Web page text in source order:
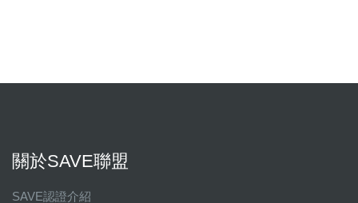
關於SAVE聯盟
SAVE認證介紹